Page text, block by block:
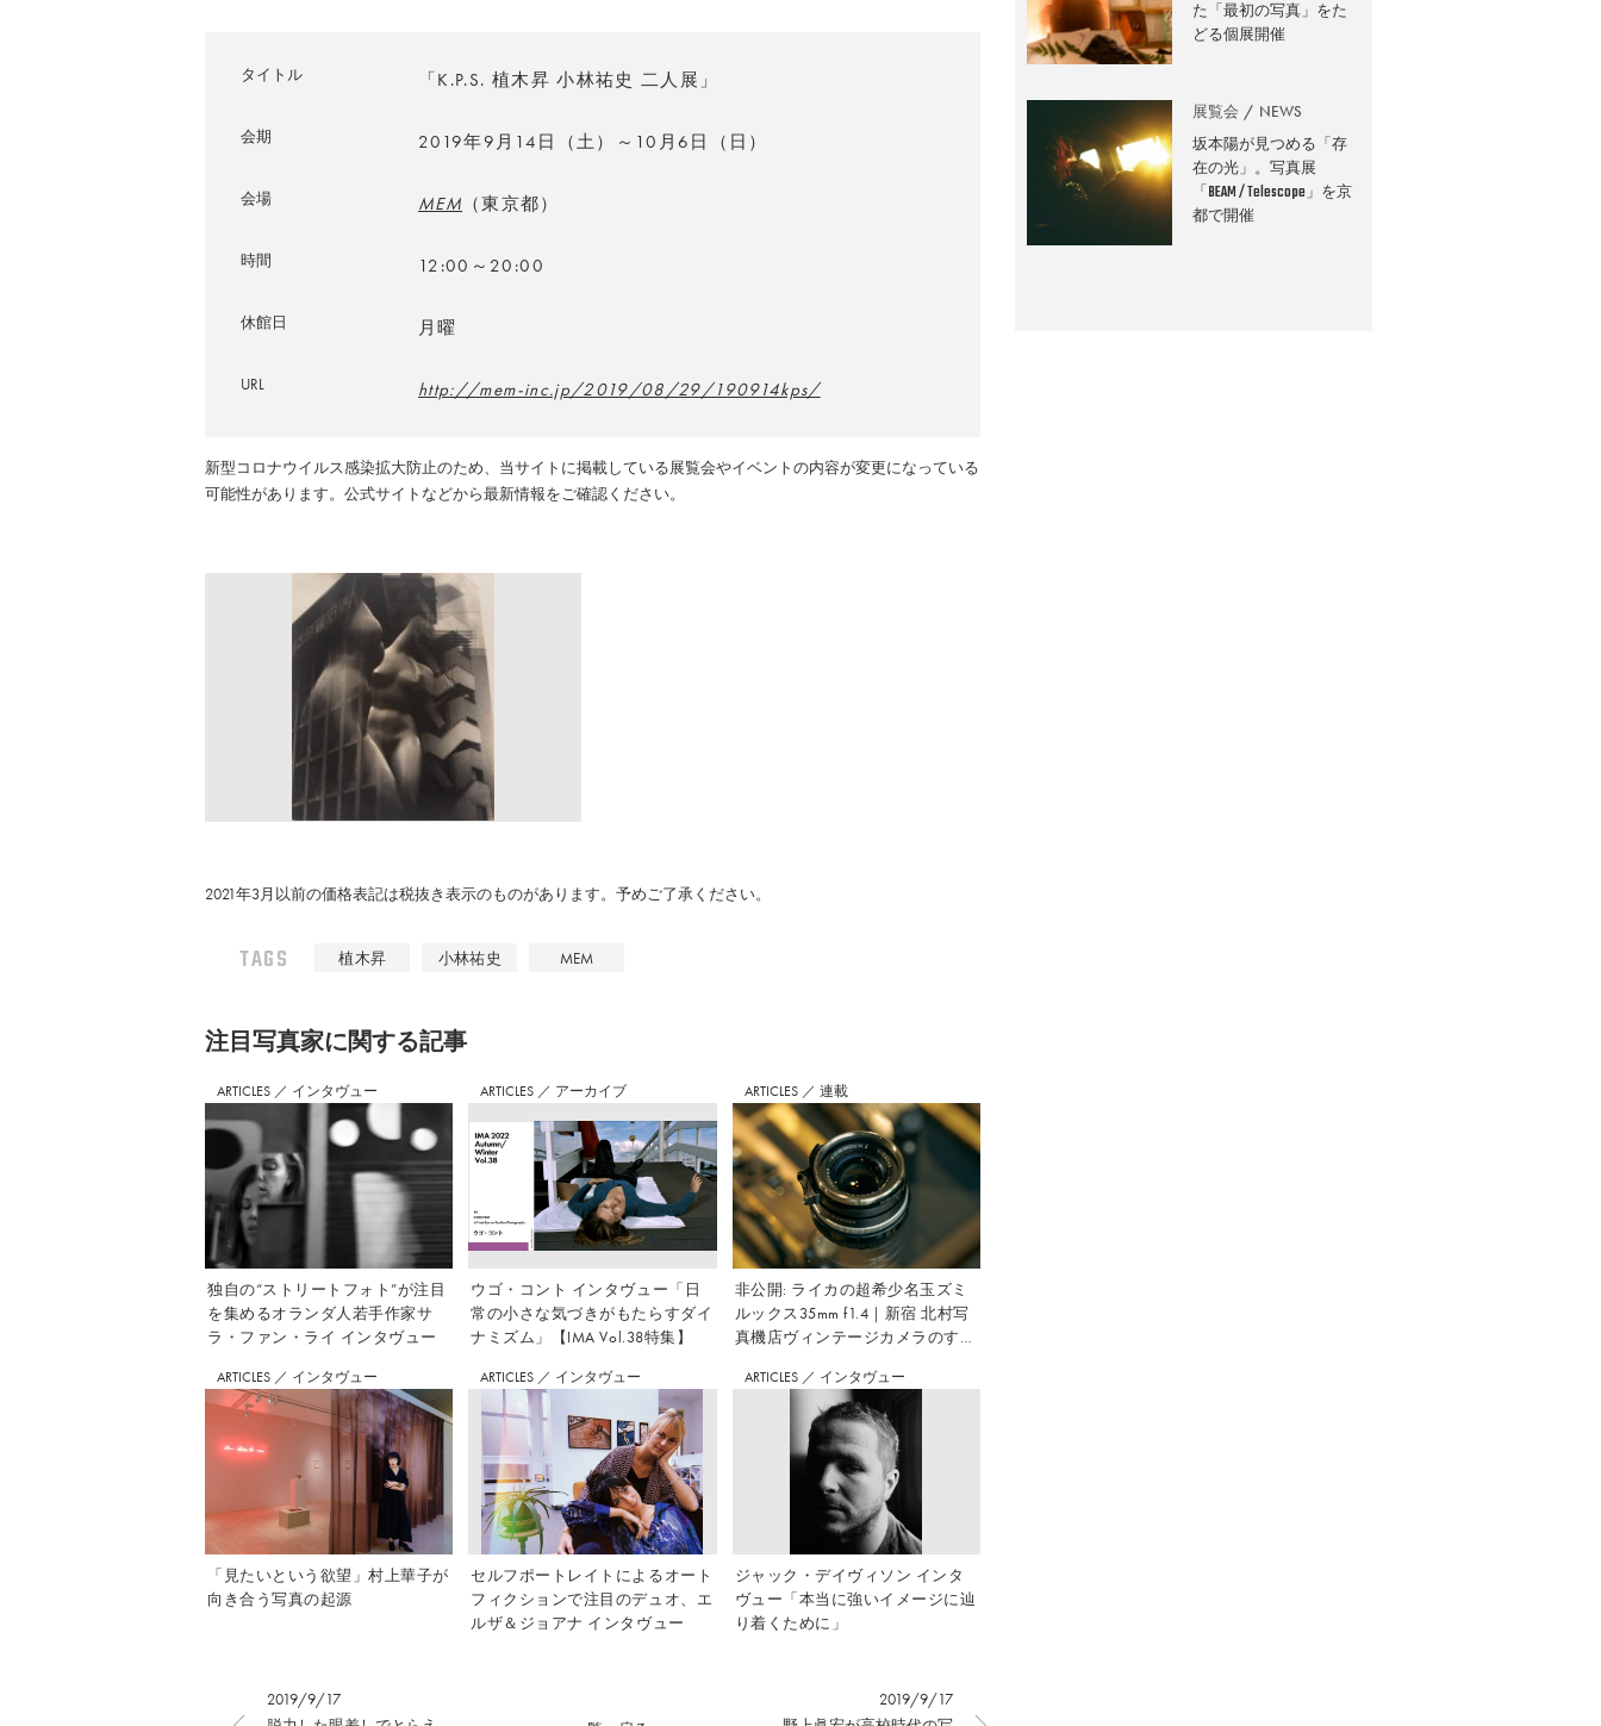
タイトル 「K.P.S. 植木昇 小林祐史 二人展」
会期 2019年9月14日（土）～10月6日（日）
会場 MEM （東京都）
時間 12:00～20:00
休館日 月曜
URL http://mem-inc.jp/2019/08/29/190914kps/
新型コロナウイルス感染拡大防止のため、当サイトに掲載している展覧会やイベントの内容が変更になっている
可能性があります。公式サイトなどから最新情報をご確認ください。
2021年3月以前の価格表記は税抜き表示のものがあります。予めご了承ください。
TAGS 植木昇 小林祐史 MEM
注⽬写真家に関する記事
ARTICLES ／ インタヴュー
独自の“ストリートフォト”が注目
を集めるオランダ人若手作家サ
ラ・ファン・ライ インタヴュー
ARTICLES ／ アーカイブ
ウゴ・コント インタヴュー「日
常の小さな気づきがもたらすダイ
ナミズム」【IMA Vol.38特集】
ARTICLES ／ 連載
非公開: ライカの超希少名玉ズミ
ルックス35mm f1.4｜新宿 北村写
真機店ヴィンテージカメラのすす
ARTICLES ／ インタヴュー
「見たいという欲望」村上華子が
向き合う写真の起源
ARTICLES ／ インタヴュー
セルフポートレイトによるオート
フィクションで注目のデュオ、エ
ルザ＆ジョアナ インタヴュー
ARTICLES ／ インタヴュー
ジャック・デイヴィソン インタ
ヴュー「本当に強いイメージに辿
り着くために」
2019/9/17
2019/9/17
た「最初の写真」をた
どる個展開催
展覧会 NEWS
坂本陽が見つめる「存
在の光」。写真展
「BEAM / Telescope」を京
都で開催